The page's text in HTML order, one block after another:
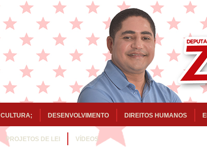
CULTURA; DESENVOLVIMENTO DIREITOS HUMANOS
PROJETOS DE LEI VÍDEOS